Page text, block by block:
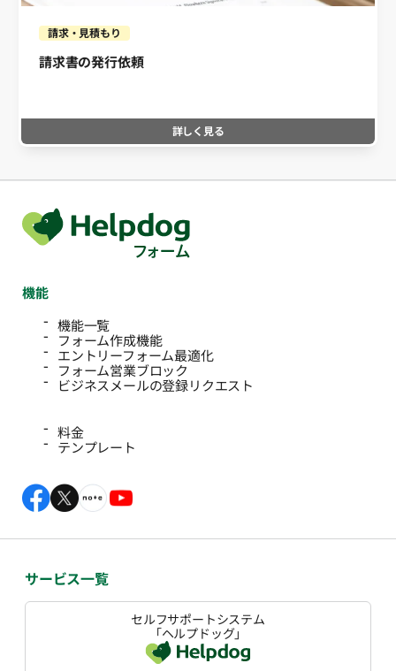
請求・見積もり
請求書の発行依頼
詳しく見る
機能
機能一覧
フォーム作成機能
エントリーフォーム最適化
フォーム営業ブロック
ビジネスメールの登録リクエスト
料金
テンプレート
サービス一覧
セルフサポートシステム
「ヘルプドッグ」